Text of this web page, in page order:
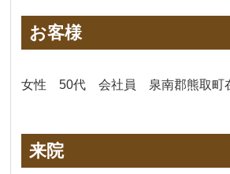
お客様
女性 50代 会社員 泉南郡熊取町
来院